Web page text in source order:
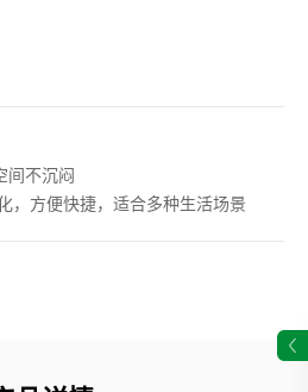
间不沉闷
，方便快捷，适合多种生活场景